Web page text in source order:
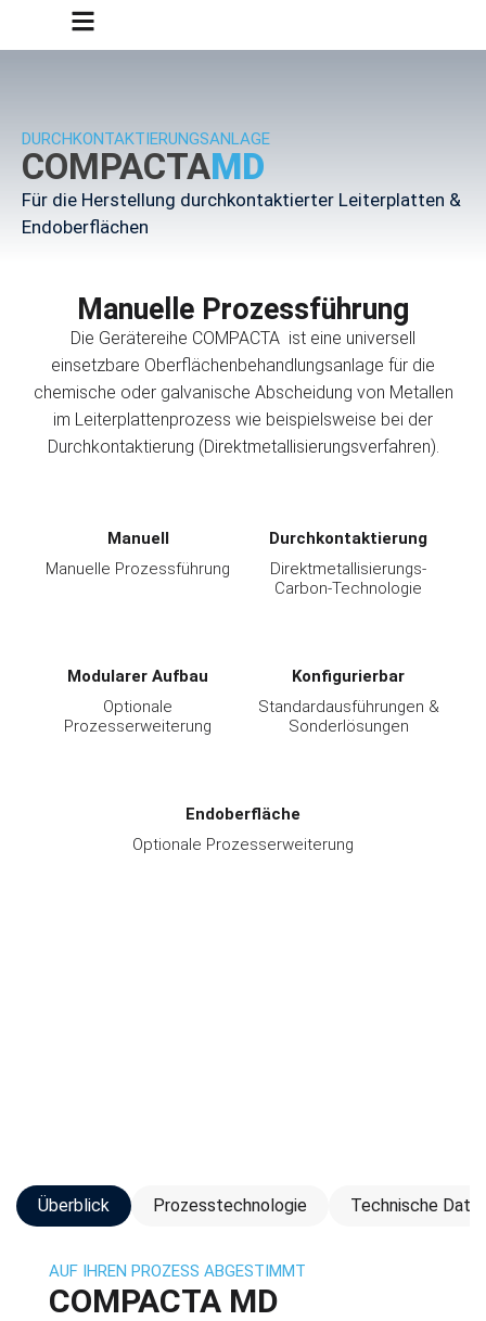
DURCHKONTAKTIERUNGSANLAGE
COMPACTAMD
Für die Herstellung durchkontaktierter Leiterplatten &
Endoberflächen
Manuelle Prozessführung
Die Gerätereihe COMPACTA ist eine universell
einsetzbare Oberflächenbehandlungsanlage für die
chemische oder galvanische Abscheidung von Metallen
im Leiterplattenprozess wie beispielsweise bei der
Durchkontaktierung (Direktmetallisierungsverfahren).
Manuell
Manuelle Prozessführung
Durchkontaktierung
Direktmetallisierungs-
Carbon-Technologie
Modularer Aufbau
Optionale
Prozesserweiterung
Konfigurierbar
Standardausführungen &
Sonderlösungen
Endoberfläche
Optionale Prozesserweiterung
Überblick Prozesstechnologie Technische
AUF IHREN PROZESS ABGESTIMMT
COMPACTA MD